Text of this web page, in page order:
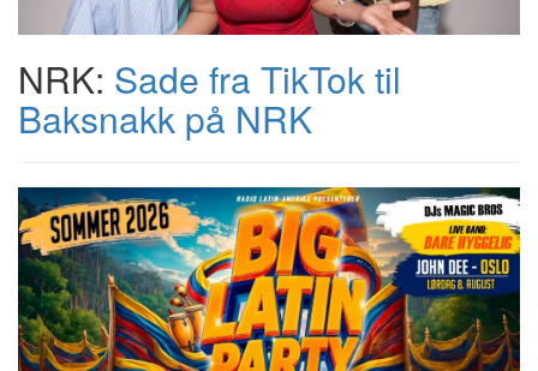
NRK: Sade fra TikTok til
Baksnakk på NRK